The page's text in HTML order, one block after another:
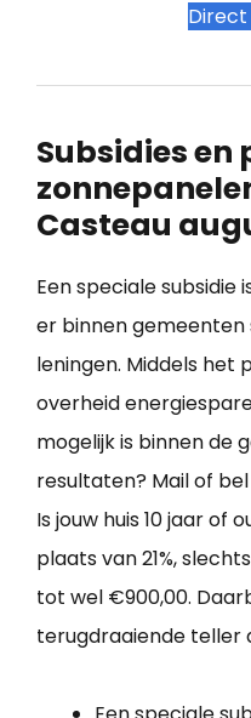
Subsidies en
Casteau
Een speciale subsidie
er binnen
leningen. Middels het
overheid
mogelijk is binnen de
resultaten? Mail of
Is jouw huis 10 jaar of
plaats van 21%,
tot wel €900,00.
terugdraaiende teller